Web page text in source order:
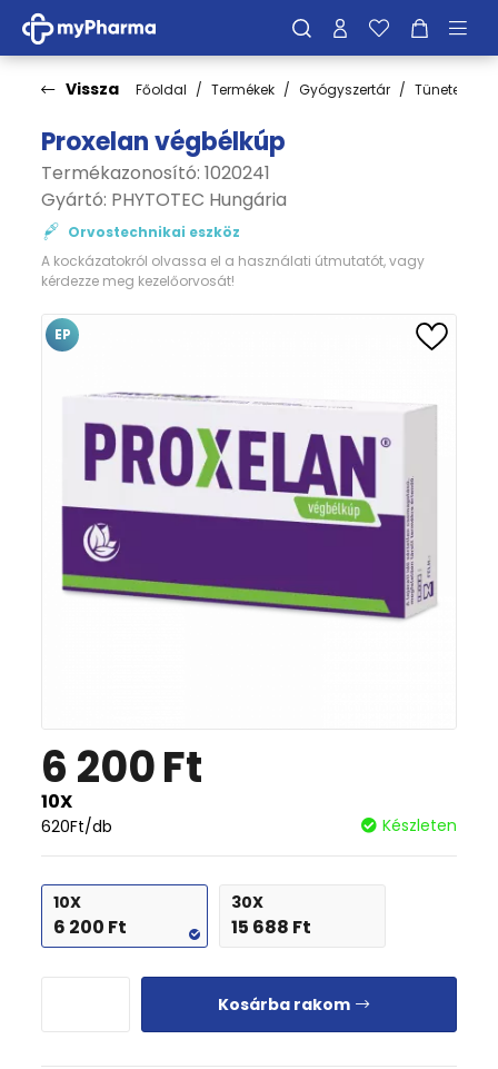
Vissza Főoldal Termékek Gyógyszertár Tünetek
Proxelan végbélkúp
Termékazonosító: 1020241
Gyártó: PHYTOTEC Hungária
Orvostechnikai eszköz
A kockázatokról olvassa el a használati útmutatót, vagy
kérdezze meg kezelőorvosát!
EP
6 200Ft
10X
620Ft/db Készleten
10X
6 200 Ft
30X
15 688 Ft
Kosárba rakom